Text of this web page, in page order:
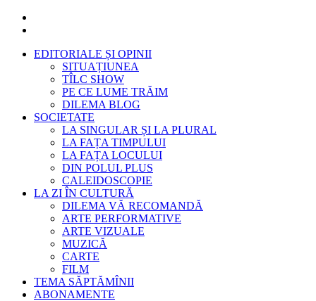
EDITORIALE ȘI OPINII
SITUAȚIUNEA
TÎLC SHOW
PE CE LUME TRĂIM
DILEMA BLOG
SOCIETATE
LA SINGULAR ȘI LA PLURAL
LA FAȚA TIMPULUI
LA FAȚA LOCULUI
DIN POLUL PLUS
CALEIDOSCOPIE
LA ZI ÎN CULTURĂ
DILEMA VĂ RECOMANDĂ
ARTE PERFORMATIVE
ARTE VIZUALE
MUZICĂ
CARTE
FILM
TEMA SĂPTĂMÎNII
ABONAMENTE